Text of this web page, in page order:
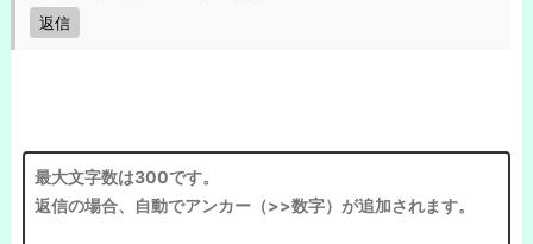
返信